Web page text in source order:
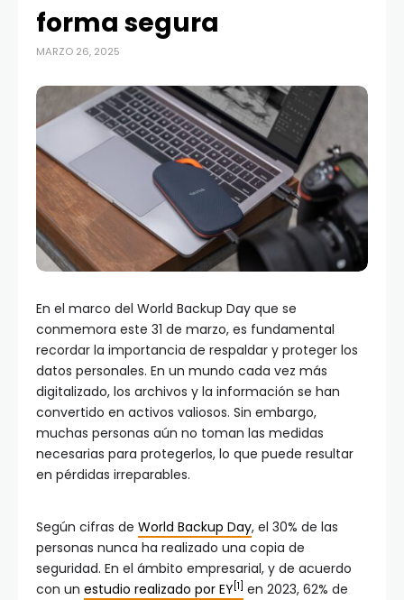
forma segura
MARZO 26, 2025
En el marco del World Backup Day que se
conmemora este 31 de marzo, es fundamental
recordar la importancia de respaldar y proteger los
datos personales. En un mundo cada vez más
digitalizado, los archivos y la información se han
convertido en activos valiosos. Sin embargo,
muchas personas aún no toman las medidas
necesarias para protegerlos, lo que puede resultar
en pérdidas irreparables.
Según cifras de World Backup Day, el 30% de las
personas nunca ha realizado una copia de
seguridad. En el ámbito empresarial, y de acuerdo
con un estudio realizado por EY [1] en 2023, 62% de